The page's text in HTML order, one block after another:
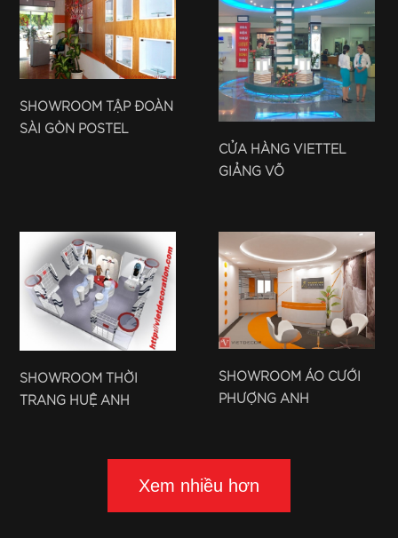
SHOWROOM TẬP ĐOÀN
SÀI GÒN POSTEL
CỬA HÀNG VIETTEL
GIẢNG VÕ
SHOWROOM THỜI
TRANG HUỆ ANH
SHOWROOM ÁO CƯỚI
PHƯỢNG ANH
Xem nhiều hơn